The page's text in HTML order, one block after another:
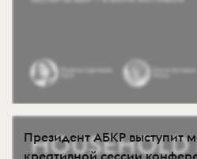
Президент АБКР выступит